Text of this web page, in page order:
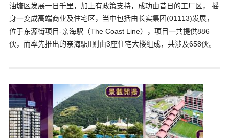
油塘区发展一日千里，加上有政策支持，成功由昔日的工厂区， 摇
身一变成高端商业及住宅区，当中包括由长实集团(01113)发展，
位于东源街项目-亲海駅（The Coast Line），项目一共提供886
伙，而率先推出的亲海駅II则由3座住宅大楼组成，共涉及658伙。